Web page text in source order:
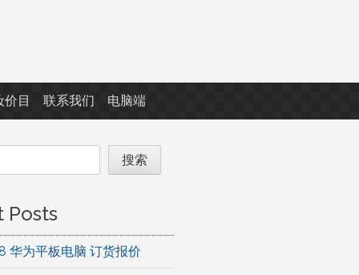
价目 联系我们 电脑端
搜索
Posts
华为平板电脑 订货报价